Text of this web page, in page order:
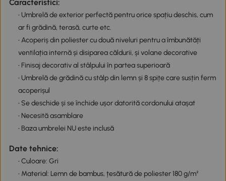
Caracteristici:
• Umbrelă de exterior perfectă pentru orice spațiu deschis, cum
ar fi grădină, terasă, curte etc.
• Acoperiș din poliester cu două niveluri pentru a îmbunătăți
ventilația internă și disiparea căldurii, și volane decorative
• Finisaj decorativ al stâlpului în partea superioară
• Umbrelă de grădină cu stâlp din lemn și 8 spițe care susțin ferm
acoperișul
• Se deschide și se închide ușor datorită cordonului atașat
• Necesită asamblare
• Baza umbrelei NU este inclusă
Date tehnice:
• Culoare: Gri
• Material: Lemn de bambus, țesătură de poliester 180 g/m²